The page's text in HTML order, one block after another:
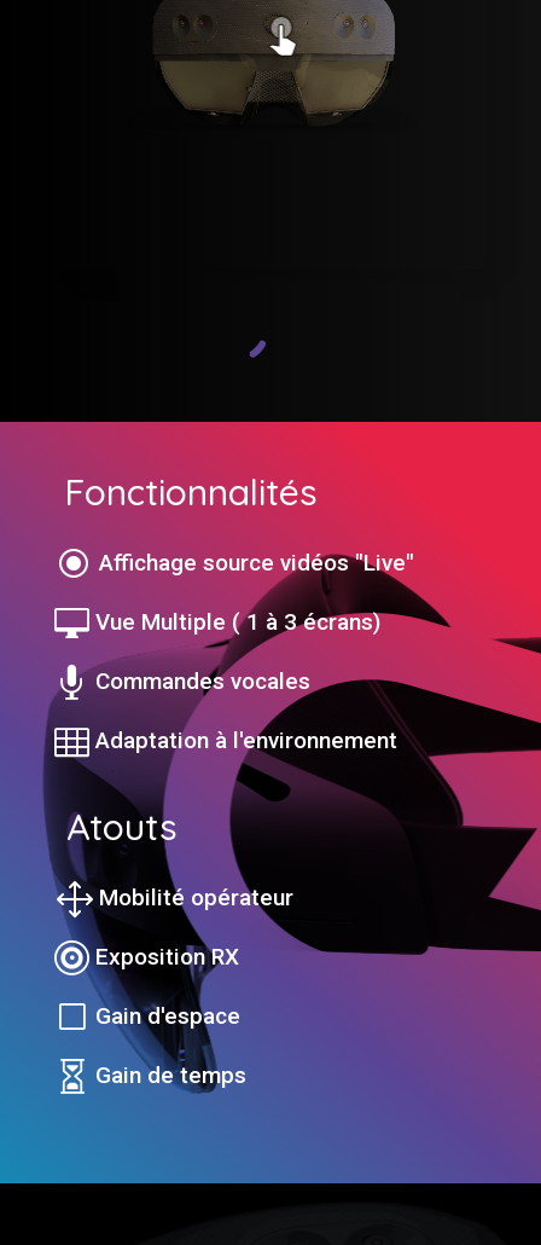
Fonctionnalités
\ Affichage source vidéos "Live"
 Vue Multiple ( 1 à 3 écrans)
 Commandes vocales
 Adaptation à l'environnement
1 Atouts
1 Mobilité opérateur
 Exposition RX
V Gain d'espace
 Gain de temps